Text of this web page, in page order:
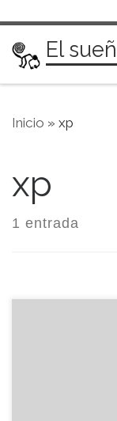
Saltar al
El
Inicio » xp
xp
1 entrada